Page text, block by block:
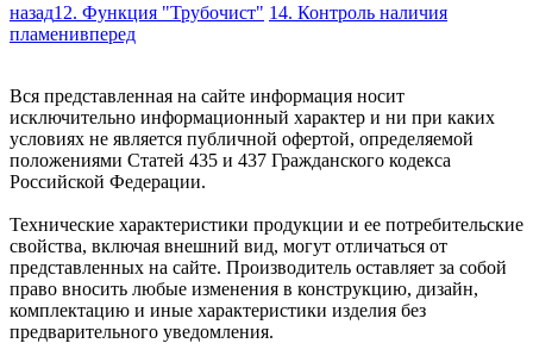
назад12. Функция "Трубочист" 14. Контроль наличия
пламенивперед
Вся представленная на сайте информация носит
исключительно информационный характер и ни при каких
условиях не является публичной офертой, определяемой
положениями Статей 435 и 437 Гражданского кодекса
Российской Федерации.
Технические характеристики продукции и ее потребительские
свойства, включая внешний вид, могут отличаться от
представленных на сайте. Производитель оставляет за собой
право вносить любые изменения в конструкцию, дизайн,
комплектацию и иные характеристики изделия без
предварительного уведомления.